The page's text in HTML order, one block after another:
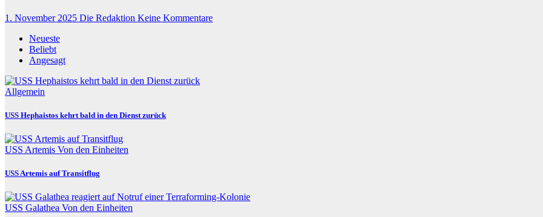
1. November 2025 Die Redaktion Keine Kommentare
Neueste
Beliebt
Angesagt
Allgemein
USS Hephaistos kehrt bald in den Dienst zurück
USS Artemis Von den Einheiten
USS Artemis auf Transitflug
USS Galathea Von den Einheiten